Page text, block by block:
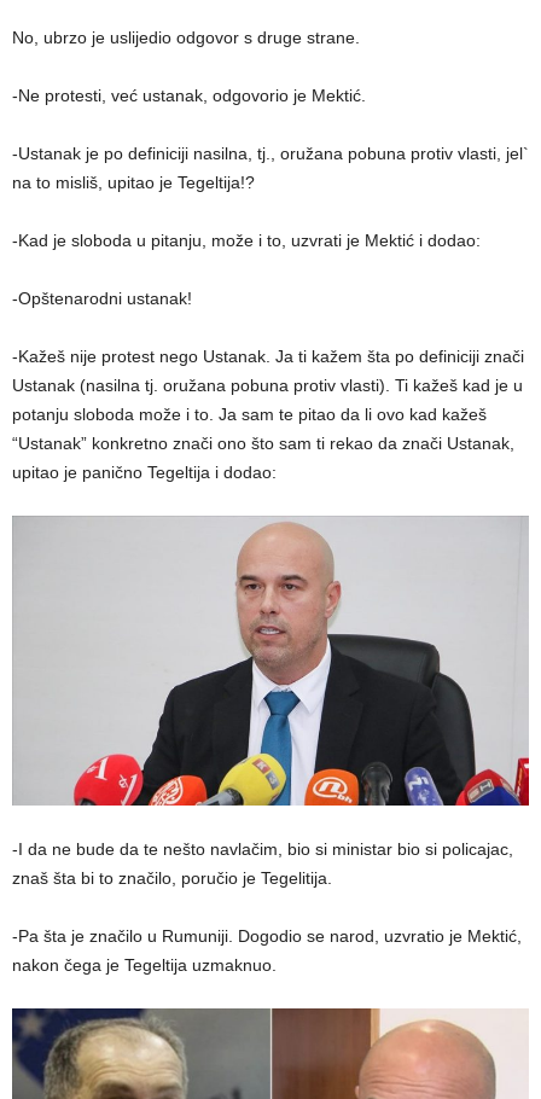
No, ubrzo je uslijedio odgovor s druge strane.
-Ne protesti, već ustanak, odgovorio je Mektić.
-Ustanak je po definiciji nasilna, tj., oružana pobuna protiv vlasti, jel`
na to misliš, upitao je Tegeltija!?
-Kad je sloboda u pitanju, može i to, uzvrati je Mektić i dodao:
-Opštenarodni ustanak!
-Kažeš nije protest nego Ustanak. Ja ti kažem šta po definiciji znači
Ustanak (nasilna tj. oružana pobuna protiv vlasti). Ti kažeš kad je u
potanju sloboda može i to. Ja sam te pitao da li ovo kad kažeš
“Ustanak” konkretno znači ono što sam ti rekao da znači Ustanak,
upitao je panično Tegeltija i dodao:
-I da ne bude da te nešto navlačim, bio si ministar bio si policajac,
znaš šta bi to značilo, poručio je Tegelitija.
-Pa šta je značilo u Rumuniji. Dogodio se narod, uzvratio je Mektić,
nakon čega je Tegeltija uzmaknuo.